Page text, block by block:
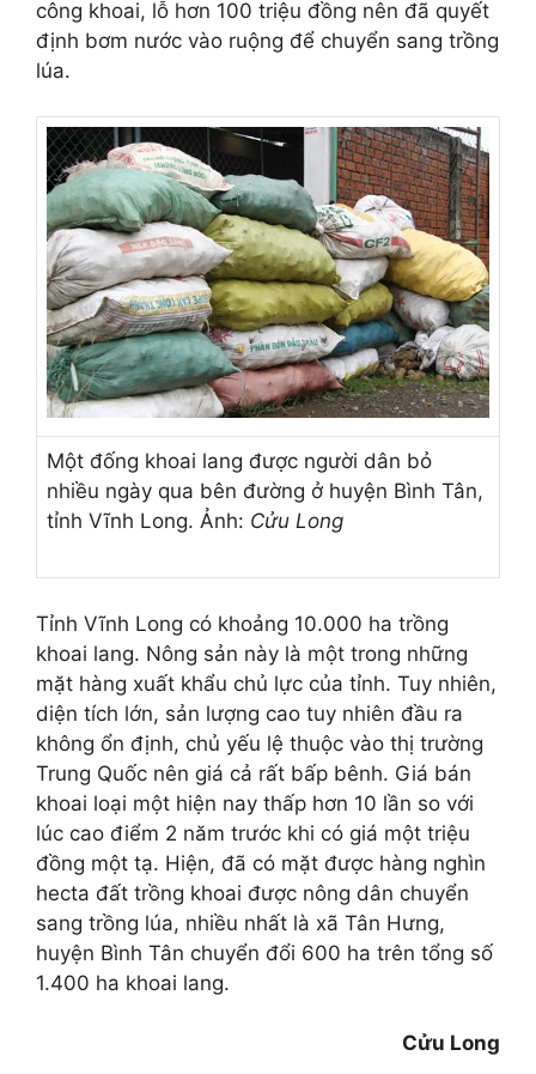
công khoai, lỗ hơn 100 triệu đồng nên đã quyết
định bơm nước vào ruộng để chuyển sang trồng
lúa.
Một đống khoai lang được người dân bỏ
nhiều ngày qua bên đường ở huyện Bình Tân,
tỉnh Vĩnh Long. Ảnh: Cửu Long
Tỉnh Vĩnh Long có khoảng 10.000 ha trồng
khoai lang. Nông sản này là một trong những
mặt hàng xuất khẩu chủ lực của tỉnh. Tuy nhiên,
diện tích lớn, sản lượng cao tuy nhiên đầu ra
không ổn định, chủ yếu lệ thuộc vào thị trường
Trung Quốc nên giá cả rất bấp bênh. Giá bán
khoai loại một hiện nay thấp hơn 10 lần so với
lúc cao điểm 2 năm trước khi có giá một triệu
đồng một tạ. Hiện, đã có mặt được hàng nghìn
hecta đất trồng khoai được nông dân chuyển
sang trồng lúa, nhiều nhất là xã Tân Hưng,
huyện Bình Tân chuyển đổi 600 ha trên tổng số
1.400 ha khoai lang.
Cửu Long